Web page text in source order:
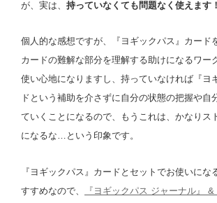
が、実は、 持っていなくても問題なく使えます！
個人的な感想ですが、『ヨギックパス』カード
カードの難解な部分を理解する助けになるワー
使い心地になりますし、持っていなければ『ヨ
ドという補助を介さずに自分の状態の把握や自
ていくことになるので、もうこれは、かなりス
になるな…という印象です。
『ヨギックパス』カードとセットでお使いにな
すすめなので、
『ヨギックパス ジャーナル』 &